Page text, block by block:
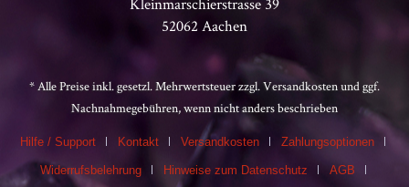
Kleinmarschierstrasse 39
52062 Aachen
* Alle Preise inkl. gesetzl. Mehrwertsteuer zzgl.Versandkostenund ggf.
Nachnahmegebühren, wenn nicht anders beschrieben
Hilfe / Support Kontakt Versandkosten Zahlungsoptionen
Widerrufsbelehrung Hinweise zum Datenschutz AGB